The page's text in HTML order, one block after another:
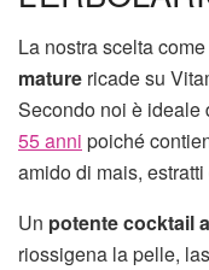
La nostra scelta
mature ricade su
Secondo noi è ideale
55 anni poiché
amido di mais,
Un potente cocktail
riossigena la pelle,